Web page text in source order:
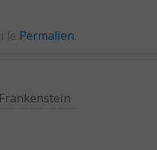
le Permalien.